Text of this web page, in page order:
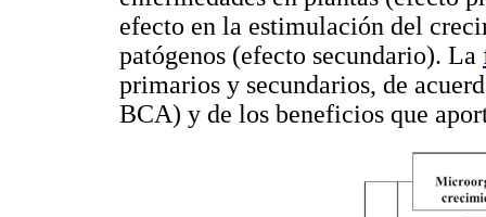
efecto en la estimulación del
patógenos (efecto secundario). La
primarios y secundarios, de
BCA) y de los beneficios que